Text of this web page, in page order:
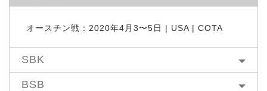
オースチン戦：2020年4月3〜5日 | USA | COTA
SBK
BSB